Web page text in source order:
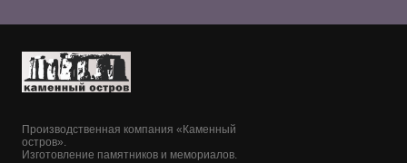
Производственная компания «Каменный
остров».
Изготовление памятников и мемориалов.